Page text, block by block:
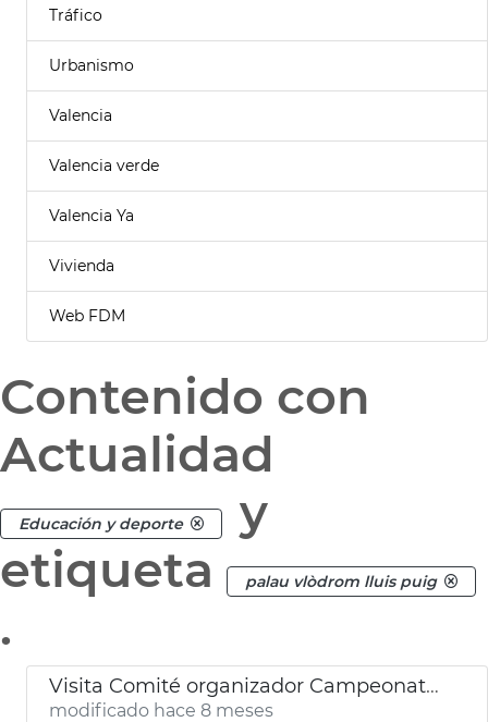
Tráfico
Urbanismo
Valencia
Valencia verde
Valencia Ya
Vivienda
Web FDM
Contenido con
Actualidad
Educación y deporte
y
etiqueta
palau vlòdrom lluis puig
.
Visita Comité organizador Campeonato de Atletismo 2027
modificado hace 8 meses